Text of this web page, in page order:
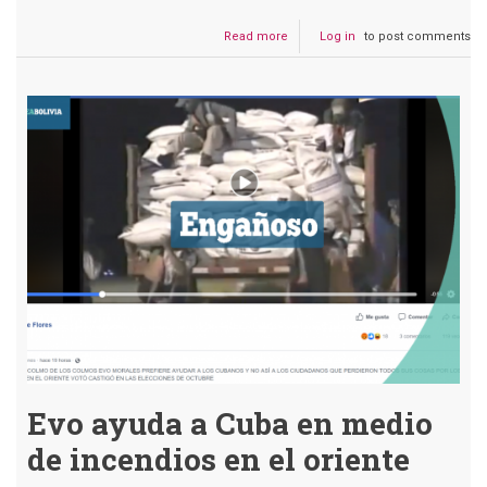
Read more
ANF
el
INRA
entregará
tierras
a
la
Conalcam
Log in to post comments
Evo ayuda a Cuba en medio
de incendios en el oriente